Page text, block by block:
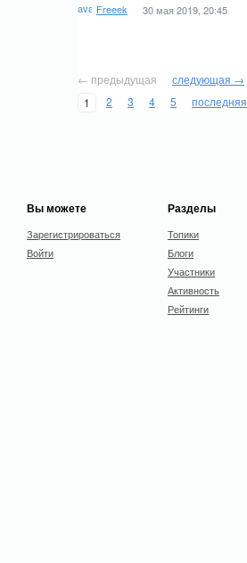
Freeek 30 мая 2019, 20:45
← предыдущая
следующая →
1
2 3 4 5 последняя
Вы можете
Зарегистрироваться
Войти
Разделы
Топики
Блоги
Участники
Активность
Рейтинги